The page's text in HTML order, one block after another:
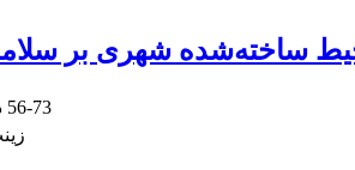
ساخته‌شده شهری بر
56-73